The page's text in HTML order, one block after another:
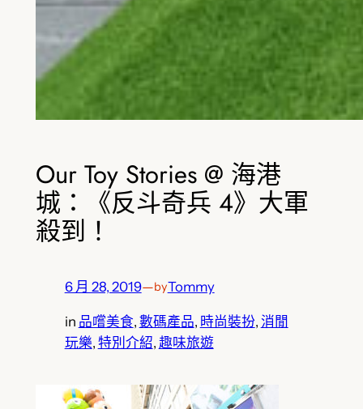
Our Toy Stories @ 海港
城：《反斗奇兵 4》大軍
殺到！
6 月 28, 2019—byTommy
in 品嚐美食, 數碼產品, 時尚裝扮, 消閒
玩樂, 特別介紹, 趣味旅遊